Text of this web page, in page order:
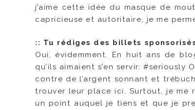
j’aime cette idée du masque de
capricieuse et autoritaire, je me
:: Tu rédiges des billets
Oui, évidemment. En huit ans de
qu’ils aimaient s’en servir.
contre de l’argent sonnant et
trouver leur place ici. Surtout, je me
un point auquel je tiens et que je